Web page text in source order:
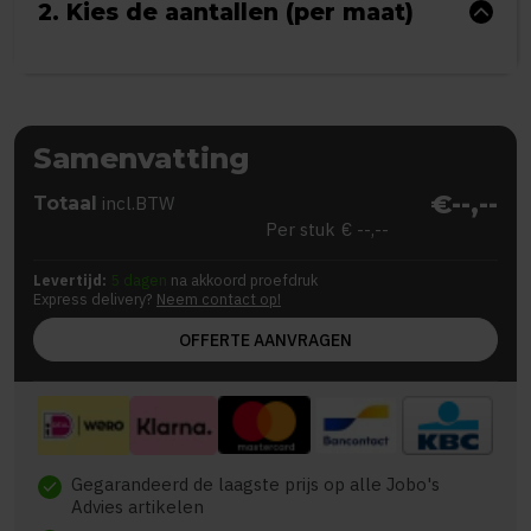
2. Kies de aantallen (per maat)
Samenvatting
Totaal incl.BTW €--,--
Per stuk € --,--
Levertijd: 5 dagen na akkoord proefdruk
Express delivery? Neem contact op!
OFFERTE AANVRAGEN
check Gegarandeerd de laagste prijs op alle Jobo's
Advies artikelen